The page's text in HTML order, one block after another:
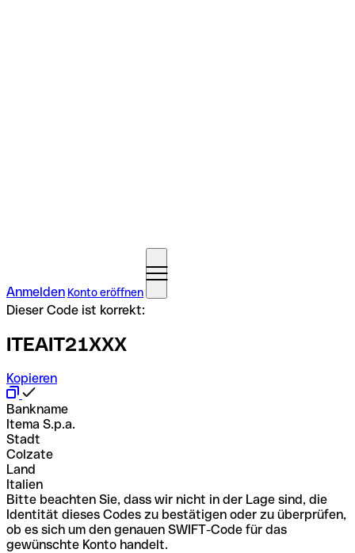
Anmelden Konto eröffnen
Dieser Code ist korrekt:
ITEAIT21XXX
Kopieren
Bankname
Itema S.p.a.
Stadt
Colzate
Land
Italien
Bitte beachten Sie, dass wir nicht in der Lage sind, die
Identität dieses Codes zu bestätigen oder zu überprüfen,
ob es sich um den genauen SWIFT-Code für das
gewünschte Konto handelt.